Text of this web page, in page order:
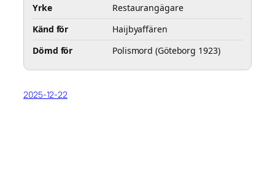
Yrke
Restaurangägare
Känd för
Haijbyaffären
Dömd för
Polismord (Göteborg 1923)
2025-12-22